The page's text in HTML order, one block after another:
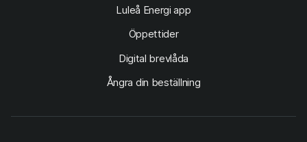
Luleå Energi app
Öppettider
Digital brevlåda
Ångra din beställning